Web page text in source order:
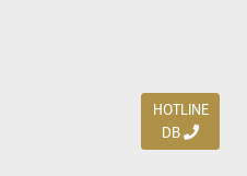
HOTLINE
DB